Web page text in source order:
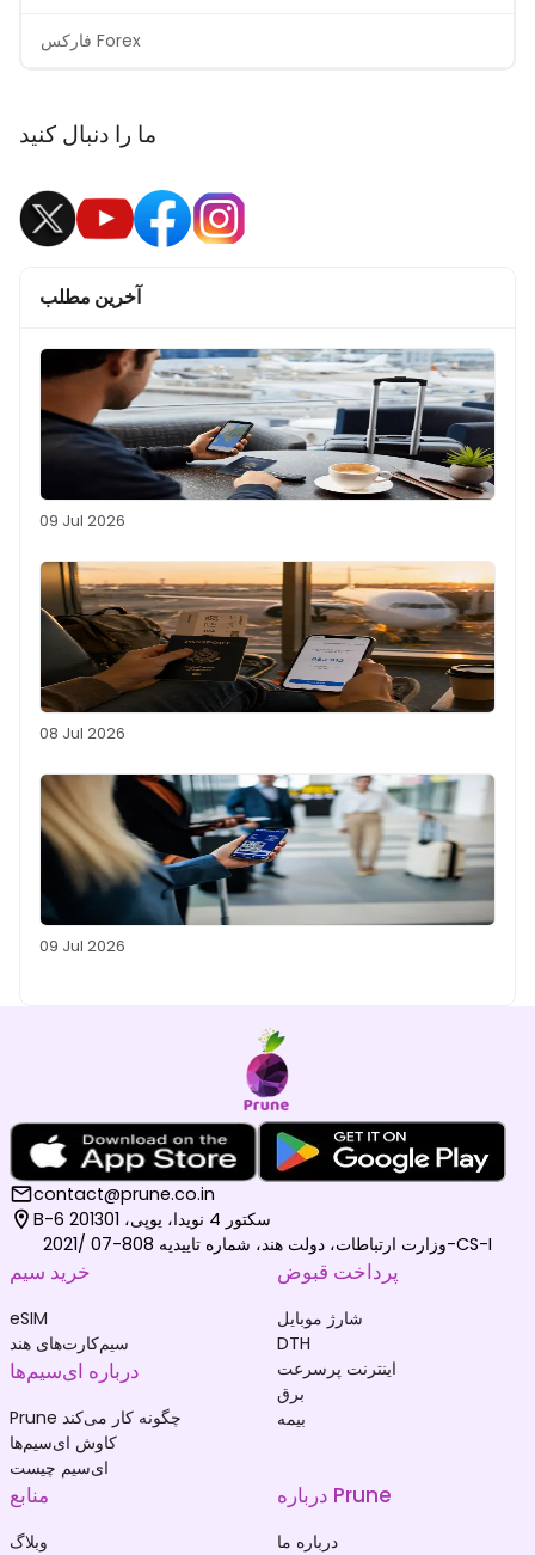
فارکس Forex
ما را دنبال کنید
آخرین مطلب
09 Jul 2026
08 Jul 2026
09 Jul 2026
contact@prune.co.in
B-6 سکتور 4 نویدا، یوپی، 201301
وزارت ارتباطات، دولت هند، شماره تاییدیه 808-07 /2021-CS-I
خرید سیم
eSIM
سیم‌کارت‌های هند
درباره ای‌سیم‌ها
Prune چگونه کار می‌کند
کاوش ای‌سیم‌ها
ای‌سیم چیست
پرداخت قبوض
شارژ موبایل
DTH
اینترنت پرسرعت
برق
بیمه
منابع
وبلاگ
درباره Prune
درباره ما